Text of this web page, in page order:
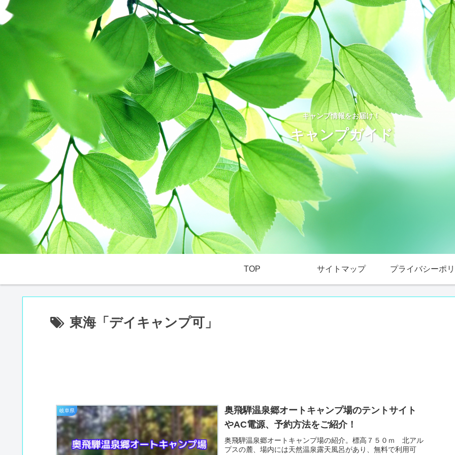
キャンプ情報をお届け！
キャンプガイド
TOP サイトマップ プライバシーポ
東海「デイキャンプ可」
岐阜県
奥飛騨温泉郷オートキャンプ場のテントサイト
やAC電源、予約方法をご紹介！
奥飛騨温泉郷オートキャンプ場の紹介。標高７５０ｍ 北アル
プスの麓、場内には天然温泉露天風呂があり、無料で利用可